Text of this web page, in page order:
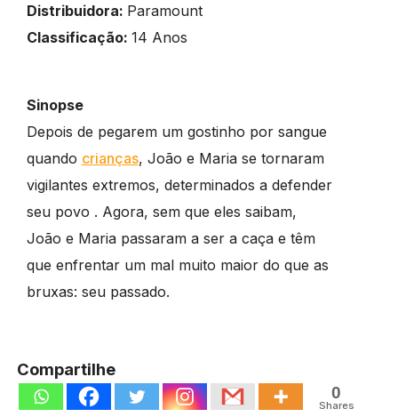
Distribuidora: Paramount
Classificação: 14 Anos
Sinopse
Depois de pegarem um gostinho por sangue
quando crianças, João e Maria se tornaram
vigilantes extremos, determinados a defender
seu povo . Agora, sem que eles saibam,
João e Maria passaram a ser a caça e têm
que enfrentar um mal muito maior do que as
bruxas: seu passado.
Compartilhe
0
Shares